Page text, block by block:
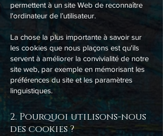
permettent à un site Web de reconnaître
l'ordinateur de l’utilisateur.
La chose la plus importante à savoir sur
les cookies que nous plaçons est qu'ils
servent à améliorer la convivialité de notre
site web, par exemple en mémorisant les
préférences du site et les paramètres
linguistiques.
2. Pourquoi utilisons-nous
des cookies ?